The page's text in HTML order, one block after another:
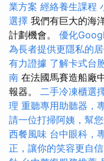
業方案 經絡養生課程
選擇 我們有巨大的海
計劃機會。 優化
為長者提供更隱私的
有力證據 了解卡式台
南 在法國馬賽造船廠
報器。 二手冷凍櫃選
理 重聽專用助聽器，
請一位打掃阿姨，幫
西餐風味 台中眼科，
正，讓你的笑容更自信